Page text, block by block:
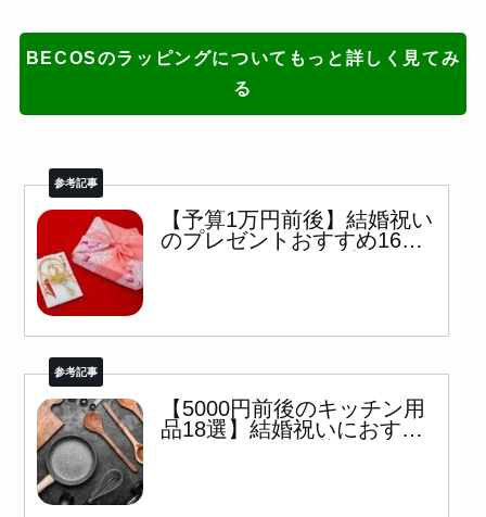
BECOSのラッピングについてもっと詳しく見てみ
る
【予算1万円前後】結婚祝い
のプレゼントおすすめ16選
【5000円前後のキッチン用
品18選】結婚祝いにおすす